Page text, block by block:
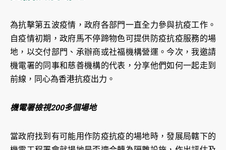
為抗擊第五波疫情，政府各部門一直全力參與抗疫工作。
自疫情初期，政府馬不停蹄物色可提供防疫抗疫服務的場
地，以交付部門、承辦商或社福機構營運。今次，我邀請
機電署的同事和慈善機構的代表，分享他們如何一起走到
前線，同心為香港抗疫出力。
機電署檢視200多個場地
當政府找到有可能用作防疫抗疫的場地時，發展局轄下的